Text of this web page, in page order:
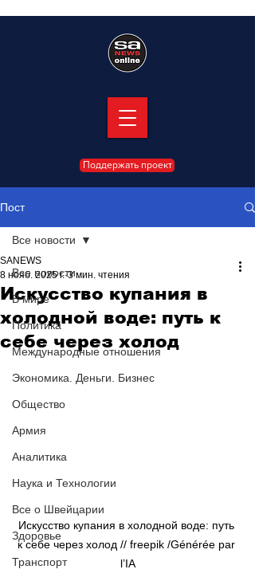
Поддержать проект
Пост
Все новости
В мире
Политика
Международные отношения
Экономика. Деньги. Бизнес
Общество
Армия
Аналитика
Наука и Технологии
Все о Швейцарии
Здоровье
Транспорт
Все новости
Искусство купания в
холодной воде: путь к
себе через холод
SANEWS
8 нояб. 2025 г. 3 мин. чтения
Искусство купания в холодной воде: путь
к себе через холод // freepik /Générée par
l’IA